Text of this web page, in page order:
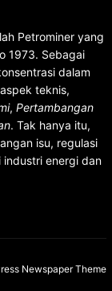
Petrominer yang
1973. Sebagai
dalam
teknis,
, Pertambangan
. Tak hanya itu,
isu, regulasi
energi dan
Newspaper Theme